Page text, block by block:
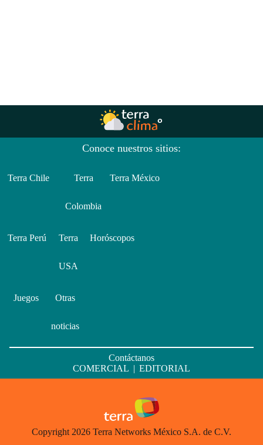
Conoce nuestros sitios:
Terra Chile Terra
Colombia
Terra México
Terra Perú Terra
USA
Horóscopos
Juegos Otras
noticias
Contáctanos
COMERCIAL | EDITORIAL
Copyright 2026 Terra Networks México S.A. de C.V.